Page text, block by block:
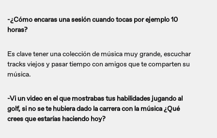
-¿Cómo encaras una sesión cuando tocas por ejemplo 10
horas?
Es clave tener una colección de música muy grande, escuchar
tracks viejos y pasar tiempo con amigos que te comparten su
música.
-Vi un video en el que mostrabas tus habilidades jugando al
golf, si no se te hubiera dado la carrera con la música ¿Qué
crees que estarías haciendo hoy?